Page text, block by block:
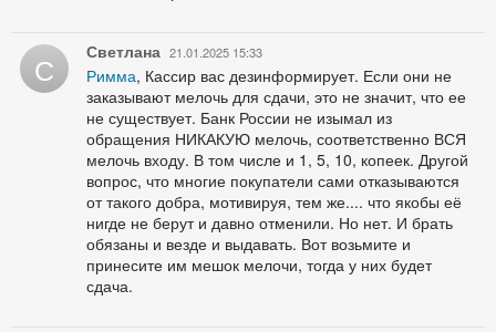
С Светлана 21.01.2025 15:33
Римма, Кассир вас дезинформирует. Если они не
заказывают мелочь для сдачи, это не значит, что ее
не существует. Банк России не изымал из
обращения НИКАКУЮ мелочь, соответственно ВСЯ
мелочь входу. В том числе и 1, 5, 10, копеек. Другой
вопрос, что многие покупатели сами отказываются
от такого добра, мотивируя, тем же.... что якобы её
нигде не берут и давно отменили. Но нет. И брать
обязаны и везде и выдавать. Вот возьмите и
принесите им мешок мелочи, тогда у них будет
сдача.